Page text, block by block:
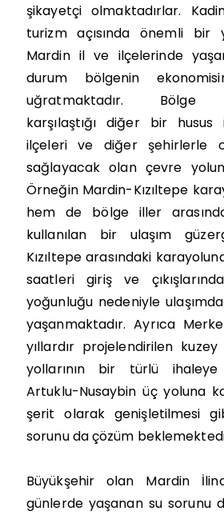
şikayetçi olmaktadırlar.
turizm açısında önemli
Mardin il ve ilçelerinde
durum bölgenin
uğratmaktadır. Bölge
karşılaştığı diğer bir
ilçeleri ve diğer şehirlerle
sağlayacak olan çevre
Örneğin Mardin-Kızıltepe
hem de bölge iller
kullanılan bir ulaşım
Kızıltepe arasındaki
saatleri giriş ve
yoğunluğu nedeniyle
yaşanmaktadır. Ayrıca
yıllardır projelendirilen
yollarının bir türlü ihaleye
Artuklu-Nusaybin üç yoluna
şerit olarak genişletilmesi
sorunu da çözüm
Büyükşehir olan Mardin
günlerde yaşanan su sorunu